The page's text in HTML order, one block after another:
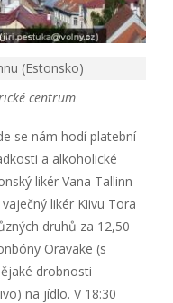
(Estonsko)
centrum
se nám hodí platební
a alkoholické
likér Vana Tallinn
likér Kiivu Tora
druhů za 12,50
Oravake (s
drobnosti
na jídlo. V 18:30